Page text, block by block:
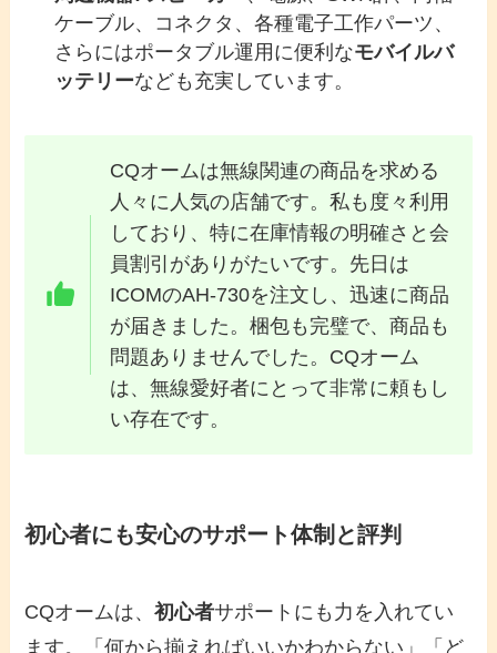
ケーブル、コネクタ、各種電子工作パーツ、
さらにはポータブル運用に便利なモバイルバ
ッテリーなども充実しています。
CQオームは無線関連の商品を求める
人々に人気の店舗です。私も度々利用
しており、特に在庫情報の明確さと会
員割引がありがたいです。先日は
ICOMのAH-730を注文し、迅速に商品
が届きました。梱包も完璧で、商品も
問題ありませんでした。CQオーム
は、無線愛好者にとって非常に頼もし
い存在です。
初心者にも安心のサポート体制と評判
CQオームは、初心者サポートにも力を入れてい
ます。「何から揃えればいいかわからない」「ど